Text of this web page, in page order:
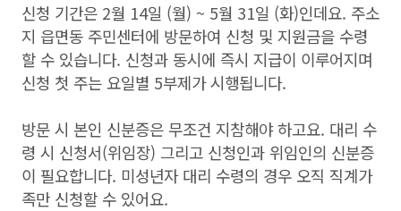
신청 기간은 2월 14일 (월) ~ 5월 31일 (화)인데요. 주소
지 읍면동 주민센터에 방문하여 신청 및 지원금을 수령
할 수 있습니다. 신청과 동시에 즉시 지급이 이루어지며
신청 첫 주는 요일별 5부제가 시행됩니다.
방문 시 본인 신분증은 무조건 지참해야 하고요. 대리 수
령 시 신청서(위임장) 그리고 신청인과 위임인의 신분증
이 필요합니다. 미성년자 대리 수령의 경우 오직 직계가
족만 신청할 수 있어요.